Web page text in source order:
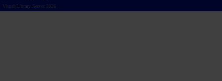
Visual Library Server 2026